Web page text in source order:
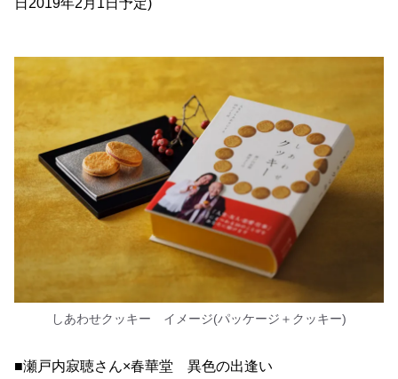
日2019年2月1日予定)
しあわせクッキー イメージ(パッケージ＋クッキー)
■瀬戸内寂聴さん×春華堂 異色の出逢い